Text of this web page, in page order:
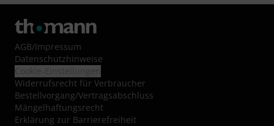
AGB/Impressum
Datenschutzhinweise
Widerrufsrecht für Verbraucher
Bestellvorgang/Vertragsabschluss
Mängelhaftungsrecht
Erklärung zur Barrierefreiheit